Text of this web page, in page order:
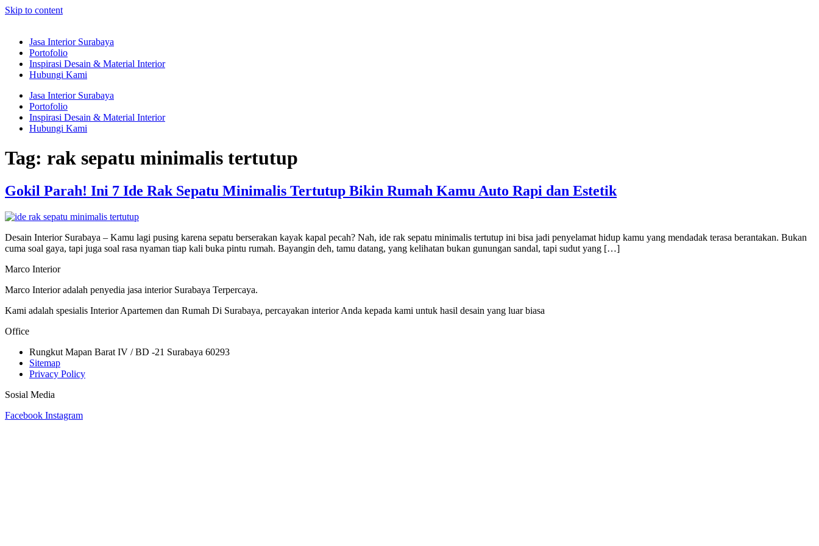
Skip to content
Jasa Interior Surabaya
Portofolio
Inspirasi Desain & Material Interior
Hubungi Kami
Jasa Interior Surabaya
Portofolio
Inspirasi Desain & Material Interior
Hubungi Kami
Tag: rak sepatu minimalis tertutup
Gokil Parah! Ini 7 Ide Rak Sepatu Minimalis Tertutup Bikin Rumah Kamu Auto Rapi dan Estetik
Desain Interior Surabaya – Kamu lagi pusing karena sepatu berserakan kayak kapal pecah? Nah, ide rak sepatu minimalis tertutup ini bisa jadi penyelamat hidup kamu yang mendadak terasa berantakan. Bukan
cuma soal gaya, tapi juga soal rasa nyaman tiap kali buka pintu rumah. Bayangin deh, tamu datang, yang kelihatan bukan gunungan sandal, tapi sudut yang […]
Marco Interior
Marco Interior adalah penyedia jasa interior Surabaya Terpercaya.
Kami adalah spesialis Interior Apartemen dan Rumah Di Surabaya, percayakan interior Anda kepada kami untuk hasil desain yang luar biasa
Office
Rungkut Mapan Barat IV / BD -21 Surabaya 60293
Sitemap
Privacy Policy
Sosial Media
Facebook Instagram